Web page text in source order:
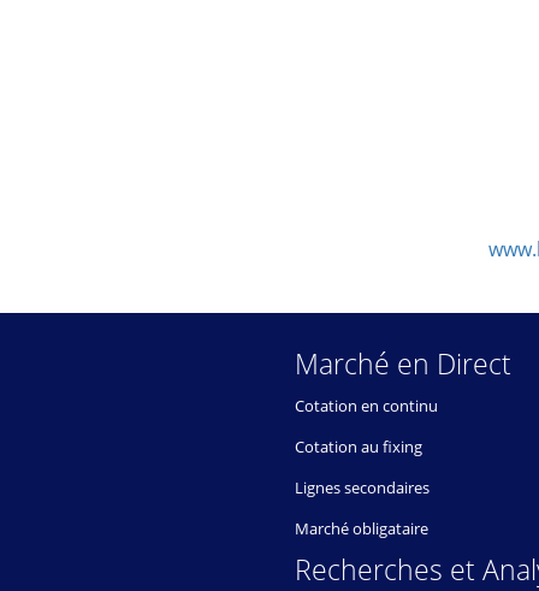
Marché en Direct
Cotation en continu
Cotation au fixing
Lignes secondaires
Marché obligataire
Recherches et